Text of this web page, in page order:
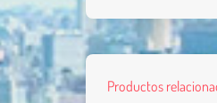
Productos